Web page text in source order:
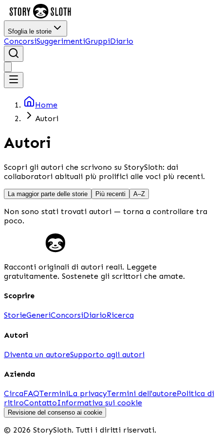
Sfoglia le storie
ConcorsiSuggerimentiGruppiDiario
Home
Autori
Autori
Scopri gli autori che scrivono su StorySloth: dai
collaboratori abituali più prolifici alle voci più recenti.
La maggior parte delle storie Più recenti A–Z
Non sono stati trovati autori — torna a controllare tra
poco.
Racconti originali di autori reali. Leggete
gratuitamente. Sostenete gli scrittori che amate.
Scoprire
StorieGeneriConcorsiDiarioRicerca
Autori
Diventa un autoreSupporto agli autori
Azienda
CircaFAQTerminiLa privacyTermini dell'autorePolitica di
ritiroContattoInformativa sui cookie
Revisione del consenso ai cookie
© 2026 StorySloth. Tutti i diritti riservati.